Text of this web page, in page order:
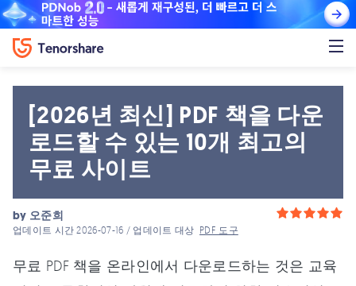
[2026년 최신] PDF 책을 다운
로드할 수 있는 10개 최고의
무료 사이트
by 오준희
업데이트 시간 2026-07-16 / 업데이트 대상 PDF 도구
무료 PDF 책을 온라인에서 다운로드하는 것은 교육